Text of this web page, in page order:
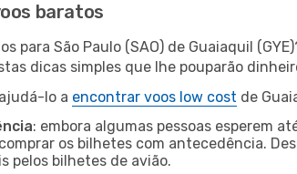
baratos
para São Paulo (SAO) de Guaiaquil
dicas simples que lhe pouparão
lo a encontrar voos low cost de
: embora algumas pessoas esperem
os bilhetes com antecedência.
pelos bilhetes de avião.